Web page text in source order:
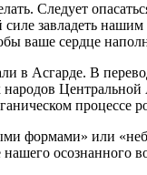
Следует
завладеть
ваше сердце
в Асгарде. В
процессе
формами» или
осознанного